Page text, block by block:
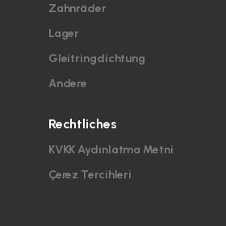
Zahnräder
Lager
Gleitringdichtung
Andere
Rechtliches
KVKK Aydınlatma Metni
Çerez Tercihleri